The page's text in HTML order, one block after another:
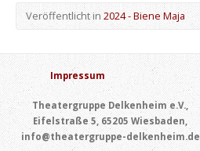
Veröffentlicht in2024 - Biene Maja
Impressum
Theatergruppe Delkenheim e.V.,
Eifelstraße 5, 65205 Wiesbaden,
info@theatergruppe-delkenheim.de